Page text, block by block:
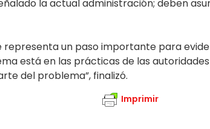
la actual administración; deben
un paso importante para
está en las prácticas de las
del problema”, finalizó.
Imprimir